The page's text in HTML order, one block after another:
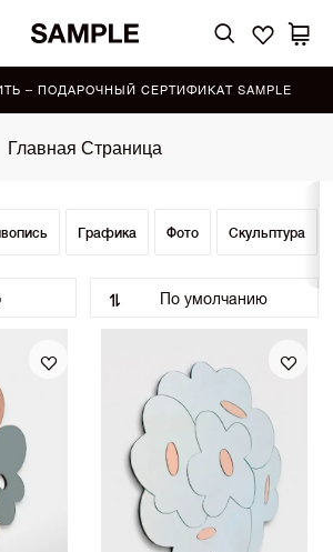
– ПОДАРОЧНЫЙ СЕРТИФИКАТ SAMPLE
Главная Страница
Графика Фото Скульптура
По умолчанию
По возрастанию цены
По убыванию цены
Сначала показать новинки